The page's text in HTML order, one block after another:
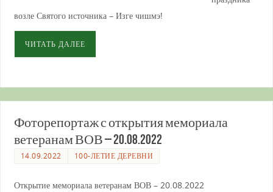
возле Святого источника – Изге чишмэ!
ЧИТАТЬ ДАЛЕЕ
Фоторепортаж с открытия мемориала
ветеранам ВОВ – 20.08.2022
14.09.2022 100-ЛЕТИЕ ДЕРЕВНИ
Открытие мемориала ветеранам ВОВ – 20.08.2022